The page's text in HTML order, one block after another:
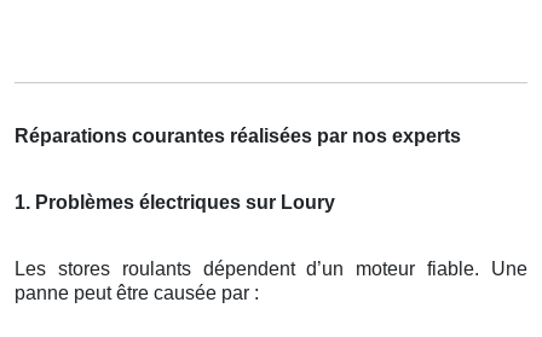
Réparations courantes réalisées par nos experts
1. Problèmes électriques sur Loury
Les stores roulants dépendent d’un moteur fiable. Une
panne peut être causée par :